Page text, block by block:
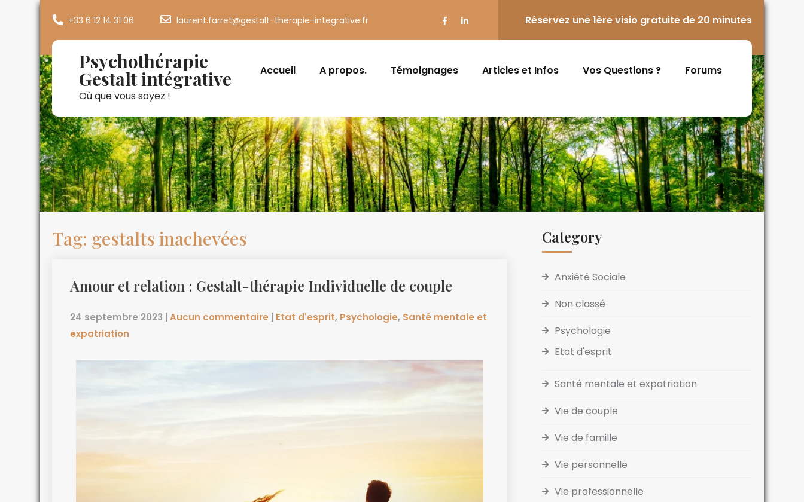
+33 6 12 14 31 06 laurent.farret@gestalt-therapie-integrative.fr Réservez une 1ère visio gratuite de 20 minutes
Psychothérapie
Gestalt intégrative
Où que vous soyez !
Accueil A propos. Témoignages Articles et Infos Vos Questions ? Forums
Tag: gestalts inachevées
Amour et relation : Gestalt-thérapie Individuelle de couple
24 septembre 2023 Aucun commentaire Etat d'esprit, Psychologie, Santé mentale et
expatriation
Category
Anxiété Sociale
Non classé
Psychologie
Etat d'esprit
Santé mentale et expatriation
Vie de couple
Vie de famille
Vie personnelle
Vie professionnelle